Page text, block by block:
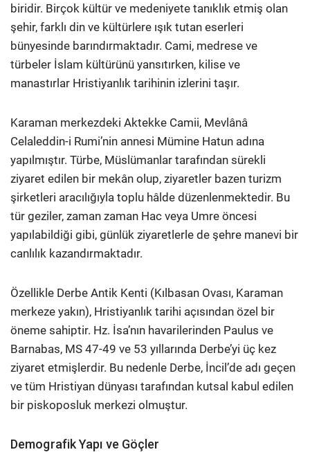
biridir. Birçok kültür ve medeniyete tanıklık etmiş olan
şehir, farklı din ve kültürlere ışık tutan eserleri
bünyesinde barındırmaktadır. Cami, medrese ve
türbeler İslam kültürünü yansıtırken, kilise ve
manastırlar Hristiyanlık tarihinin izlerini taşır.
Karaman merkezdeki Aktekke Camii, Mevlânâ
Celaleddin-i Rumi’nin annesi Mümine Hatun adına
yapılmıştır. Türbe, Müslümanlar tarafından sürekli
ziyaret edilen bir mekân olup, ziyaretler bazen turizm
şirketleri aracılığıyla toplu hâlde düzenlenmektedir. Bu
tür geziler, zaman zaman Hac veya Umre öncesi
yapılabildiği gibi, günlük ziyaretlerle de şehre manevi bir
canlılık kazandırmaktadır.
Özellikle Derbe Antik Kenti (Kılbasan Ovası, Karaman
merkeze yakın), Hristiyanlık tarihi açısından özel bir
öneme sahiptir. Hz. İsa’nın havarilerinden Paulus ve
Barnabas, MS 47-49 ve 53 yıllarında Derbe’yi üç kez
ziyaret etmişlerdir. Bu nedenle Derbe, İncil’de adı geçen
ve tüm Hristiyan dünyası tarafından kutsal kabul edilen
bir piskoposluk merkezi olmuştur.
Demografik Yapı ve Göçler